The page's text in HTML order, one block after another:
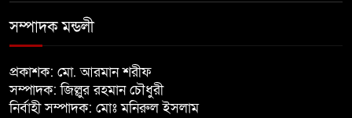
খালেদা জিয়ার শারীরিক অবস্থা এখনো
অনিশ্চিত
৮
সম্পাদক মন্ডলী
প্রকাশক: মো. আরমান শরীফ
সম্পাদক: জিল্লুর রহমান চৌধুরী
নির্বাহী সম্পাদক: মোঃ মনিরুল ইসলাম